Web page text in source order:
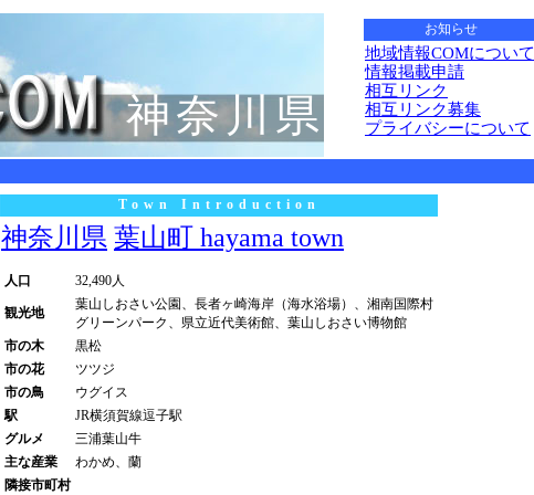
神奈川県
お知らせ
地域情報COMについて
情報掲載申請
相互リンク
相互リンク募集
プライバシーについて
Town Introduction
神奈川県 葉山町 hayama town
人口 32,490人
観光地
葉山しおさい公園、長者ヶ崎海岸（海水浴場）、湘南国際村
グリーンパーク、県立近代美術館、葉山しおさい博物館
市の木
黒松
市の花
ツツジ
市の鳥
ウグイス
駅
JR横須賀線逗子駅
グルメ
三浦葉山牛
主な産業
わかめ、蘭
隣接市町村